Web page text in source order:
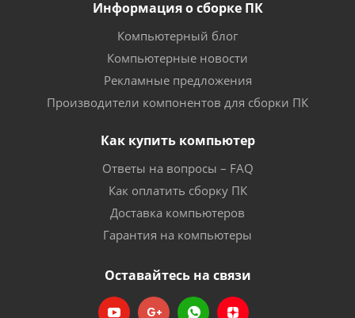
Информация о сборке ПК
Компьютерный блог
Компьютерные новости
Рекламные предложения
Производители компонентов для сборки ПК
Как купить компьютер
Ответы на вопросы – FAQ
Как оплатить сборку ПК
Доставка компьютеров
Гарантия на компьютеры
Оставайтесь на связи